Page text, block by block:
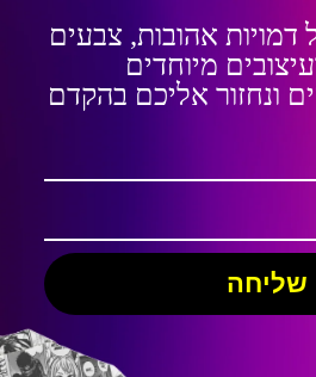
דמויות אהובות, צבעים
מיוחדים
ונחזור אליכם בהקדם
שליחה